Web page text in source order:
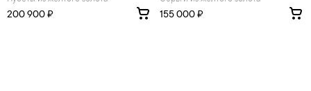
200 900 ₽ 155 000 ₽